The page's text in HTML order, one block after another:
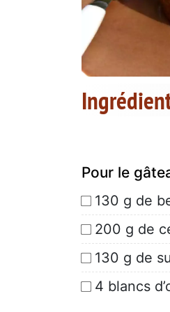
Pour le
130 g de
200 g de
130 g de
4 blancs